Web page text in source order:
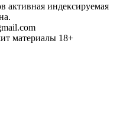
активная индексируемая
материалы 18+